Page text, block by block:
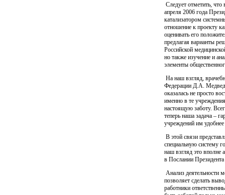
Следует отметить, что
апреля 2006 года
катализатором
отношение к проекту
оценивать его
предлагая варианты
Российской
но также изучение и
элементы
На наш взгляд,
Федерации Д.А.
оказалась не просто
именно в те
настоящую заботу.
теперь наша задача –
учреждений им удобнее
В этой связи
специальную систему
наш взгляд это вполне
в Послании
Анализ деятельности
позволяет сделать
работники